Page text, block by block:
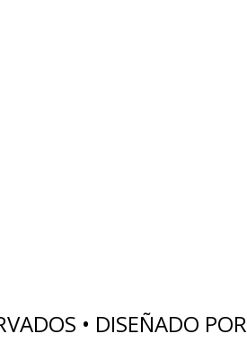
• DISEÑADO POR